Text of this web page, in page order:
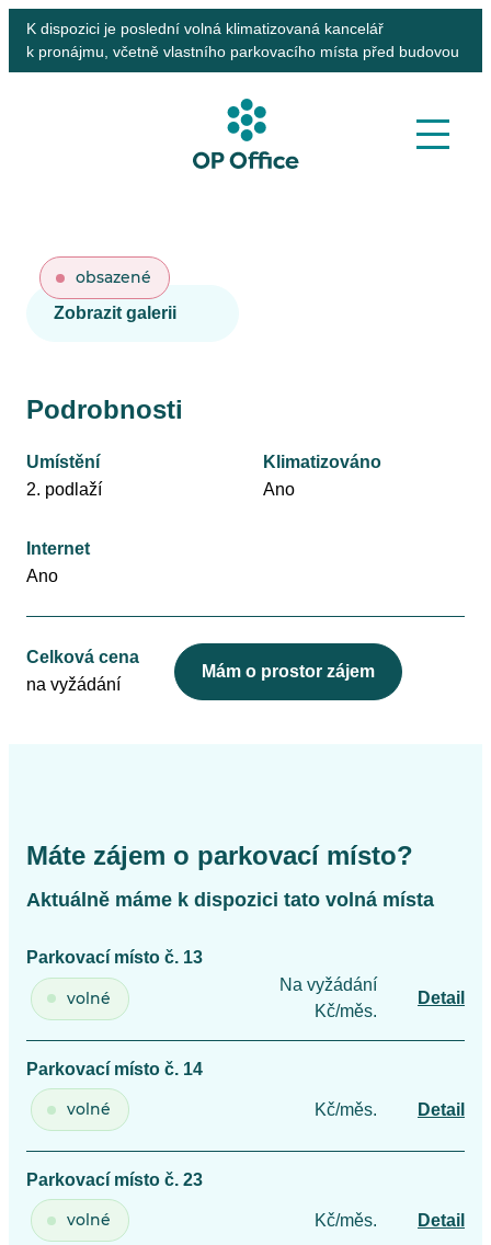
K dispozici je poslední volná klimatizovaná kancelář
k pronájmu, včetně vlastního parkovacího místa před budovou
Zobrazit galerii
obsazené
Podrobnosti
Umístění
2. podlaží
Klimatizováno
Ano
Internet
Ano
Celková cena
na vyžádání
Mám o prostor zájem
Máte zájem o parkovací místo?
Aktuálně máme k dispozici tato volná místa
Parkovací místo č. 13
volné
Na vyžádání
Kč/měs.
Detail
Parkovací místo č. 14
volné Kč/měs. Detail
Parkovací místo č. 23
volné Kč/měs. Detail